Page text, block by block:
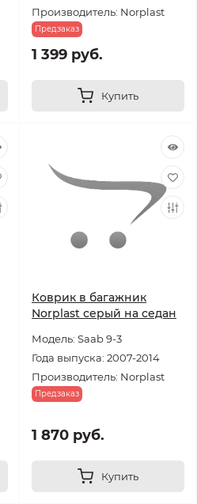
Производитель: Norplast
Предзаказ
1 399 руб.
Купить
Коврик в багажник
Norplast серый на седан
Модель: Saab 9-3
Года выпуска: 2007-2014
Производитель: Norplast
Предзаказ
1 870 руб.
Купить